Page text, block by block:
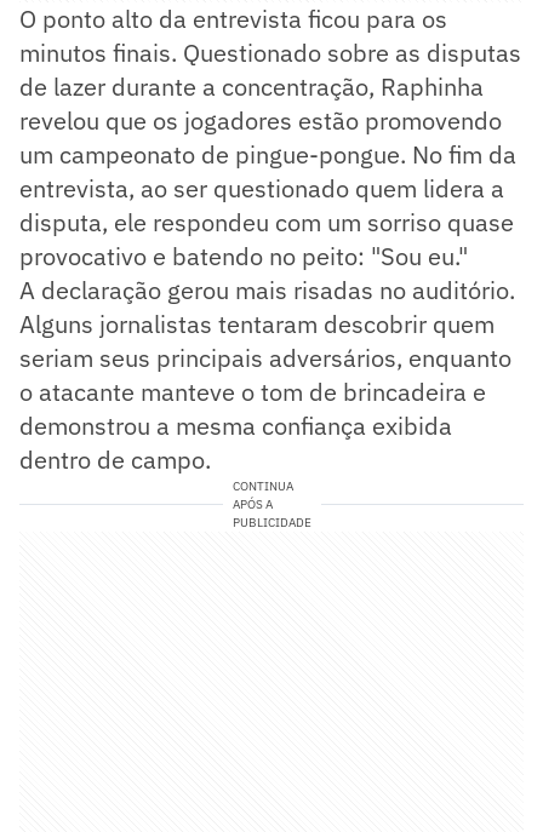
O ponto alto da entrevista ficou para os
minutos finais. Questionado sobre as disputas
de lazer durante a concentração, Raphinha
revelou que os jogadores estão promovendo
um campeonato de pingue-pongue. No fim da
entrevista, ao ser questionado quem lidera a
disputa, ele respondeu com um sorriso quase
provocativo e batendo no peito: "Sou eu."
A declaração gerou mais risadas no auditório.
Alguns jornalistas tentaram descobrir quem
seriam seus principais adversários, enquanto
o atacante manteve o tom de brincadeira e
demonstrou a mesma confiança exibida
dentro de campo.
CONTINUA
APÓS A
PUBLICIDADE